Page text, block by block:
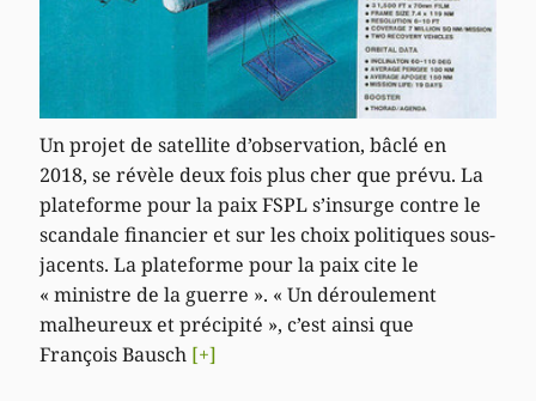
Un projet de satellite d’observation, bâclé en
2018, se révèle deux fois plus cher que prévu. La
plateforme pour la paix FSPL s’insurge contre le
scandale financier et sur les choix politiques sous-
jacents. La plateforme pour la paix cite le
« ministre de la guerre ». « Un déroulement
malheureux et précipité », c’est ainsi que
François Bausch [+]